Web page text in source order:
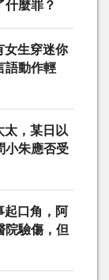
什麼罪？
女生穿迷你
語動作輕
太，某日以
小朱應否受
起口角，阿
院驗傷，但